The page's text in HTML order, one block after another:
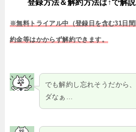
登録方法＆解約方法は↑で解説
※無料トライアル中（登録日を含む31日
約金等はかからず解約できます。
でも解約し忘れそうだから
ダなぁ…